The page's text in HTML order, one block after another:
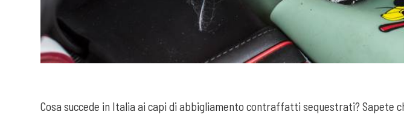
Cosa succede in Italia ai capi di abbigliamento contraffatti sequestrati? Sapete